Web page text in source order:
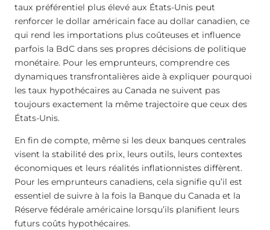
taux préférentiel plus élevé aux États-Unis peut
renforcer le dollar américain face au dollar canadien, ce
qui rend les importations plus coûteuses et influence
parfois la BdC dans ses propres décisions de politique
monétaire. Pour les emprunteurs, comprendre ces
dynamiques transfrontalières aide à expliquer pourquoi
les taux hypothécaires au Canada ne suivent pas
toujours exactement la même trajectoire que ceux des
États-Unis.
En fin de compte, même si les deux banques centrales
visent la stabilité des prix, leurs outils, leurs contextes
économiques et leurs réalités inflationnistes diffèrent.
Pour les emprunteurs canadiens, cela signifie qu’il est
essentiel de suivre à la fois la Banque du Canada et la
Réserve fédérale américaine lorsqu’ils planifient leurs
futurs coûts hypothécaires.